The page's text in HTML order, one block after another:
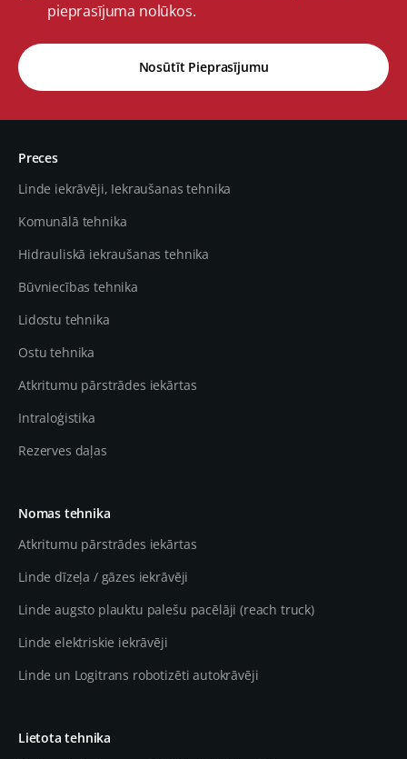
pieprasījuma nolūkos.
Nosūtīt Pieprasījumu
Preces
Linde iekrāvēji, Iekraušanas tehnika
Komunālā tehnika
Hidrauliskā iekraušanas tehnika
Būvniecības tehnika
Lidostu tehnika
Ostu tehnika
Atkritumu pārstrādes iekārtas
Intraloģistika
Rezerves daļas
Nomas tehnika
Atkritumu pārstrādes iekārtas
Linde dīzeļa / gāzes iekrāvēji
Linde augsto plauktu palešu pacēlāji (reach truck)
Linde elektriskie iekrāvēji
Linde un Logitrans robotizēti autokrāvēji
Lietota tehnika